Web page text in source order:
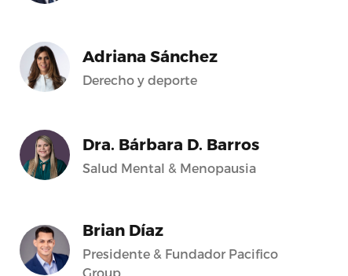
Adriana Sánchez
Derecho y deporte
Dra. Bárbara D. Barros
Salud Mental & Menopausia
Brian Díaz
Presidente & Fundador Pacifico
Group